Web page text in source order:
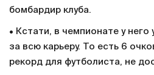
бомбардир клуба.
• Кстати, в чемпионате у
за всю карьеру. То есть 6
рекорд для футболиста, не